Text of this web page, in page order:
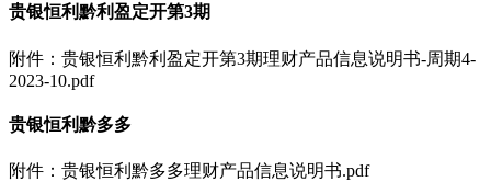
贵银恒利黔利盈定开第3期
附件：贵银恒利黔利盈定开第3期理财产品信息说明书-周期4-
2023-10.pdf
贵银恒利黔多多
附件：贵银恒利黔多多理财产品信息说明书.pdf